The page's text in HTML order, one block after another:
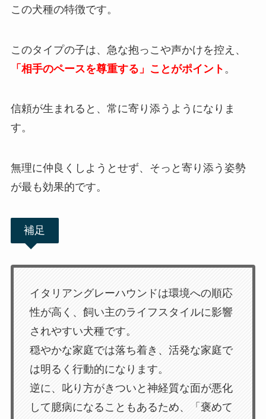
この犬種の特徴です。
このタイプの子は、急な抱っこや声かけを控え、
「相手のペースを尊重する」ことがポイント 。
信頼が生まれると、常に寄り添うようになりま
す。
無理に仲良くしようとせず、そっと寄り添う姿勢
が最も効果的です。
補足
イタリアングレーハウンドは環境への順応
性が高く、飼い主のライフスタイルに影響
されやすい犬種です。
穏やかな家庭では落ち着き、活発な家庭で
は明るく行動的になります。
逆に、叱り方がきついと神経質な面が悪化
して臆病になることもあるため、「褒めて